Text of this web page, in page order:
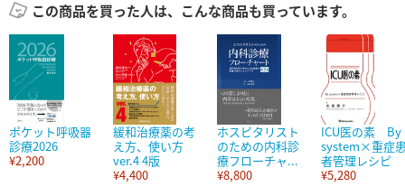
この商品を買った人は、こんな商品も買っています。
ポケット呼吸器
診療2026
¥2,200
緩和治療薬の考
え方、使い方
ver.4 4版
¥4,400
ホスピタリスト
のための内科診
療フローチャ...
¥8,800
ICU医の素 By
system×重症
者管理レシピ
¥5,280